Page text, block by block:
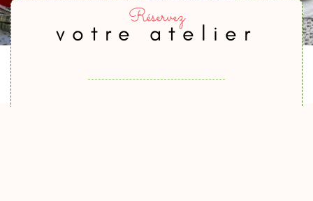
Réservez
votre atelier